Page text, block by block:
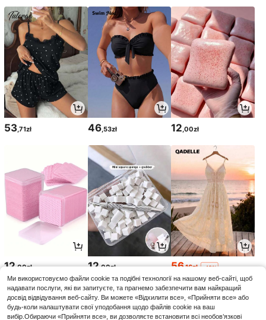
53 ,71zł 46,53zł 12 ,00zł
12,00zł 12,00zł 56,16zł -48%
108,00zł мін. ціна
Ми використовуємо файли cookie та подібні технології на нашому веб-сайті, щоб
надавати послуги, які ви запитуєте, та прагнемо забезпечити вам найкращий
досвід відвідування веб-сайту. Ви можете «Відхилити все», «Прийняти все» або
будь-коли налаштувати свої уподобання щодо файлів cookie на ваш
вибір.Обираючи «Прийняти все», ви дозволяєте встановити всі необов’язкові